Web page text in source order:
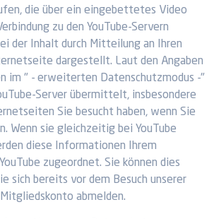
die über ein eingebettetes Video
zu den YouTube-Servern
der Inhalt durch Mitteilung an Ihren
dargestellt. Laut den Angaben
im " - erweiterten Datenschutzmodus -"
Server übermittelt, insbesondere
Sie besucht haben, wenn Sie
Wenn sie gleichzeitig bei YouTube
diese Informationen Ihrem
zugeordnet. Sie können dies
sich bereits vor dem Besuch unserer
abmelden.